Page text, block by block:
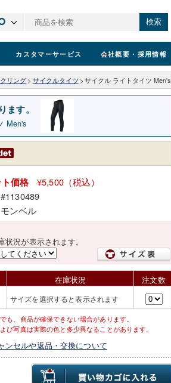
検索
カスタマーサービス 会社概要 ・採用情報
リング > サイクルタイツ > サイクル ライトタイツ Men's
ます。
Men's
価格 ¥5,500（税込）
#1130489
モンベル
状況が表示されます。
在庫状況
注文数
サイズを選択すると表示されます
も、商品が確保できない場合があります。
び写真は実際の色と多少異なることがあります。
ンセルや返品・交換について